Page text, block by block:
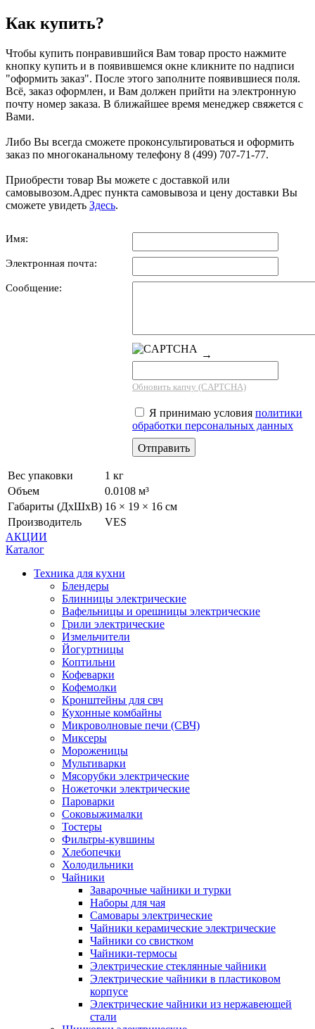
Как купить?
Чтобы купить понравившийся Вам товар просто нажмите
кнопку купить и в появившемся окне кликните по надписи
"оформить заказ". После этого заполните появившиеся поля.
Всё, заказ оформлен, и Вам должен прийти на электронную
почту номер заказа. В ближайшее время менеджер свяжется с
Вами.
Либо Вы всегда сможете проконсультироваться и оформить
заказ по многоканальному телефону 8 (499) 707-71-77.
Приобрести товар Вы можете с доставкой или
самовывозом.Адрес пункта самовывоза и цену доставки Вы
сможете увидеть Здесь.
Имя:
Электронная почта:
Сообщение:
→
Обновить капчу (CAPTCHA)
Я принимаю условия политики
обработки персональных данных
Вес упаковки
1 кг
Объем
0.0108 м³
Габариты (ДхШхВ) 16 × 19 × 16 см
Производитель
VES
АКЦИИ
Каталог
Техника для кухни
Блендеры
Блинницы электрические
Вафельницы и орешницы электрические
Грили электрические
Измельчители
Йогуртницы
Коптильни
Кофеварки
Кофемолки
Кронштейны для свч
Кухонные комбайны
Микроволновые печи (СВЧ)
Миксеры
Мороженицы
Мультиварки
Мясорубки электрические
Ножеточки электрические
Пароварки
Соковыжималки
Тостеры
Фильтры-кувшины
Хлебопечки
Холодильники
Чайники
Заварочные чайники и турки
Наборы для чая
Самовары электрические
Чайники керамические электрические
Чайники со свистком
Чайники-термосы
Электрические стеклянные чайники
Электрические чайники в пластиковом
корпусе
Электрические чайники из нержавеющей
стали